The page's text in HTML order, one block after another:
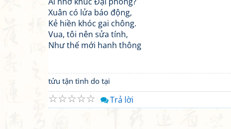
Xuân có lửa báo động,
Kẻ hiền khóc gai chông.
Vua, tôi nên sửa tính,
Như thế mới hanh thông
tửu tận tình do tại
☆
☆
☆
☆
☆ Trả lời